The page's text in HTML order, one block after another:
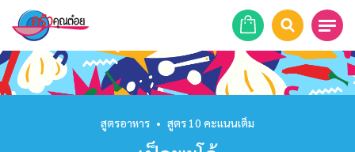
หน้าแรก
สูตรอาหาร • สูตร 10 คะแนนเต็ม